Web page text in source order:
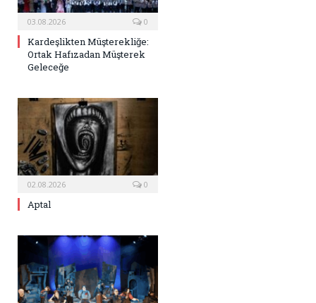
03.08.2026 0
Kardeşlikten Müşterekliğe:
Ortak Hafızadan Müşterek
Geleceğe
02.08.2026 0
Aptal